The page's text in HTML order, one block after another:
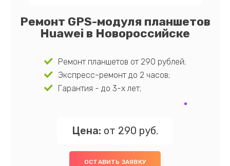
Ремонт GPS-модуля планшетов
Huawei в Новороссийске
Ремонт планшетов от 290 рублей;
Экспресс-ремонт до 2 часов;
Гарантия - до 3-х лет;
Цена: от 290 руб.
ОСТАВИТЬ ЗАЯВКУ